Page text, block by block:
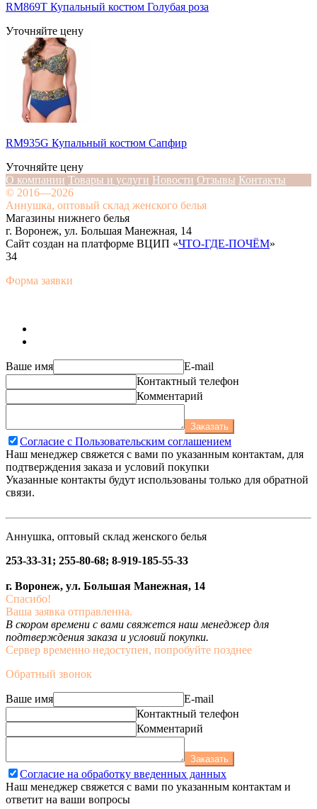
RM869T Купальный костюм Голубая роза
Уточняйте цену
RM935G Купальный костюм Сапфир
Уточняйте цену
О компании Товары и услуги Новости Отзывы Контакты
© 2016—2026
Аннушка, оптовый склад женского белья
Магазины нижнего белья
г. Воронеж, ул. Большая Манежная, 14
Сайт создан на платформе ВЦИП «ЧТО-ГДЕ-ПОЧЁМ»
34
Форма заявки
Ваше имя
E-mail
Контактный телефон
Комментарий
Заказать
Согласие с Пользовательским соглашением
Наш менеджер свяжется с вами по указанным контактам, для
подтверждения заказа и условий покупки
Указанные контакты будут использованы только для обратной
связи.
Аннушка, оптовый склад женского белья
253-33-31; 255-80-68; 8-919-185-55-33
г. Воронеж, ул. Большая Манежная, 14
Спасибо!
Ваша заявка отправленна.
В скором времени с вами свяжется наш менеджер для
подтверждения заказа и условий покупки.
Сервер временно недоступен, попробуйте позднее
Обратный звонок
Ваше имя
E-mail
Контактный телефон
Комментарий
Заказать
Согласие на обработку введенных данных
Наш менеджер свяжется с вами по указанным контактам и
ответит на ваши вопросы